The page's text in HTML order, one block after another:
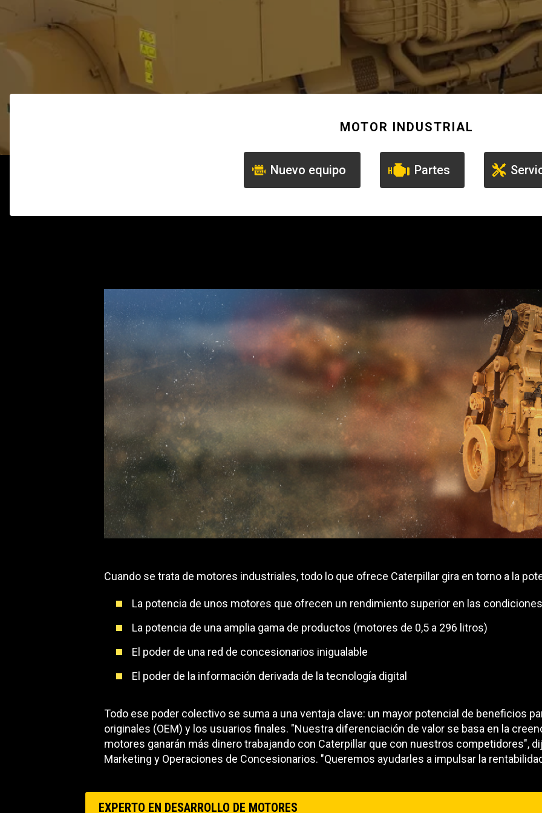
Servicio de Motores Industriales
Servicio de camiones y autocaravanas
Centros de servicio
Autobús
Servicio y reparación
Otras industrias
MOTOR INDUSTRIAL
Nuevo equipo Partes
Cuando se trata de motores industriales, todo lo que ofrece Caterpillar gira en torno a la
La potencia de unos motores que ofrecen un rendimiento superior en las
La potencia de una amplia gama de productos (motores de 0,5 a 296 litros)
El poder de una red de concesionarios inigualable
El poder de la información derivada de la tecnología digital
Todo ese poder colectivo se suma a una ventaja clave: un mayor potencial de beneficios
originales (OEM) y los usuarios finales. "Nuestra diferenciación de valor se basa en la
motores ganarán más dinero trabajando con Caterpillar que con nuestros competidores",
Marketing y Operaciones de Concesionarios. "Queremos ayudarles a impulsar la
EXPERTO EN DESARROLLO DE MOTORES